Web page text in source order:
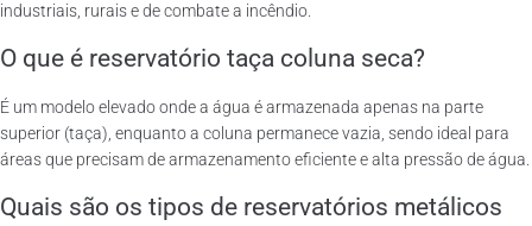
industriais, rurais e de combate a incêndio.
O que é reservatório taça coluna seca?
É um modelo elevado onde a água é armazenada apenas na parte
superior (taça), enquanto a coluna permanece vazia, sendo ideal para
áreas que precisam de armazenamento eficiente e alta pressão de água.
Quais são os tipos de reservatórios metálicos